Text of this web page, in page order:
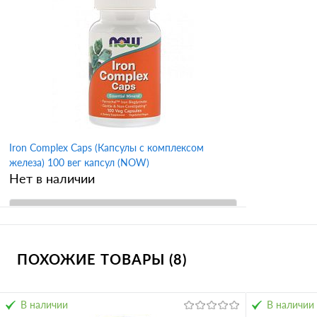
Iron Complex Caps (Капсулы с комплексом
железа) 100 вег капсул (NOW)
Нет в наличии
Купить в 1 клик
Сравнение
ПОХОЖИЕ ТОВАРЫ (8)
В наличии В наличии